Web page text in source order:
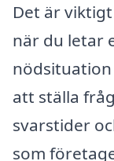
Det är
när du letar
att ställa
svarstider
som